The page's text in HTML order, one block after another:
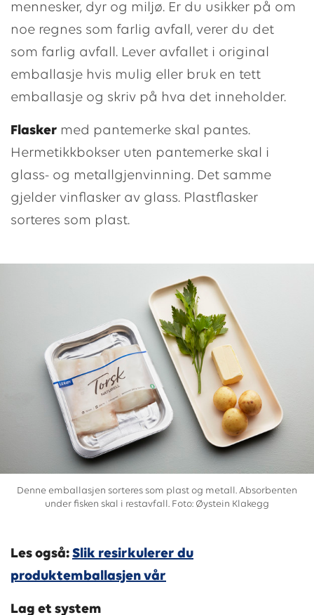
mennesker, dyr og miljø. Er du usikker på om
noe regnes som farlig avfall, verer du det
som farlig avfall. Lever avfallet i original
emballasje hvis mulig eller bruk en tett
emballasje og skriv på hva det inneholder.
Flasker med pantemerke skal pantes.
Hermetikkbokser uten pantemerke skal i
glass- og metallgjenvinning. Det samme
gjelder vinflasker av glass. Plastflasker
sorteres som plast.
Denne emballasjen sorteres som plast og metall. Absorbenten
under fisken skal i restavfall. Foto: Øystein Klakegg
Les også: Slik resirkulerer du
produktemballasjen vår
Lag et system